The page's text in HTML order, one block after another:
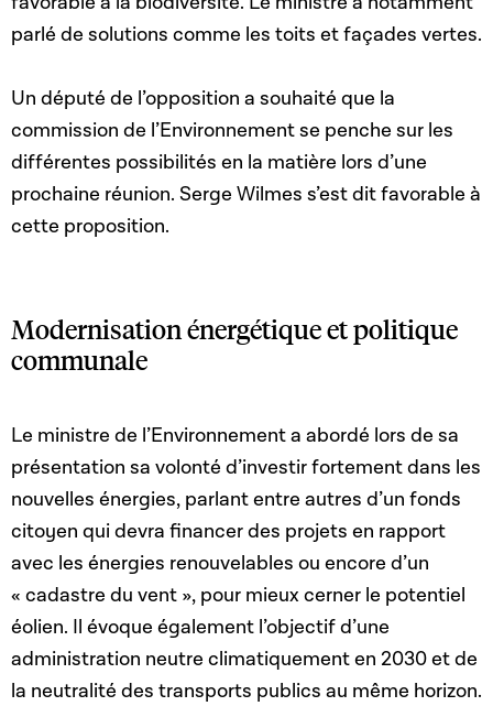
parlé de solutions comme les toits et façades vertes.
Un député de l’opposition a souhaité que la
commission de l’Environnement se penche sur les
différentes possibilités en la matière lors d’une
prochaine réunion. Serge Wilmes s’est dit favorable à
cette proposition.
Modernisation énergétique et politique
communale
Le ministre de l’Environnement a abordé lors de sa
présentation sa volonté d’investir fortement dans les
nouvelles énergies, parlant entre autres d’un fonds
citoyen qui devra financer des projets en rapport
avec les énergies renouvelables ou encore d’un
« cadastre du vent », pour mieux cerner le potentiel
éolien. Il évoque également l’objectif d’une
administration neutre climatiquement en 2030 et de
la neutralité des transports publics au même horizon.